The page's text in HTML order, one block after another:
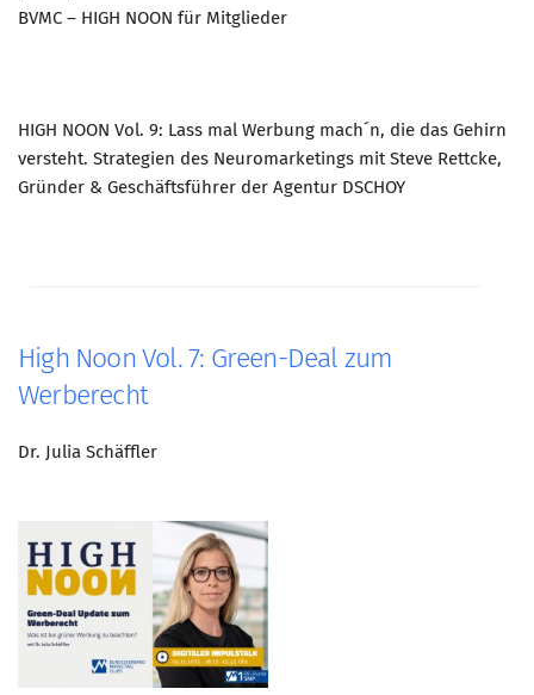
CLUB-KOMMUNIKATION
Newsletter
PODCAST
KONTAKT
BVMC – HIGH NOON für Mitglieder
HIGH NOON Vol. 9: Lass mal Werbung mach´n, die das Gehirn
versteht. Strategien des Neuromarketings mit Steve Rettcke,
Gründer & Geschäftsführer der Agentur DSCHOY
High Noon Vol. 7: Green-Deal zum
Werberecht
Dr. Julia Schäffler